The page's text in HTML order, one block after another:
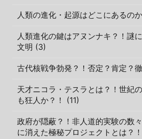
人類の進化・起源はどこにあるの
人類進化の鍵はアヌンナキ？！謎
文明 (3)
古代核戦争勃発？！否定？肯定？
天才ニコラ・テスラとは？！世紀
も狂人か？！ (11)
政府が隠蔽？！非人道的実験の数
に消えた極秘プロジェクトとは？